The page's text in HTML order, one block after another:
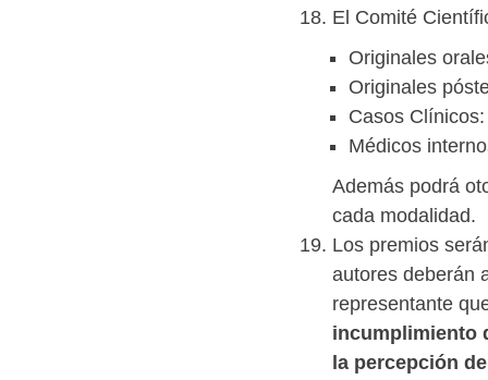
El Comité
Originales
Originales
Casos
Médicos
Además podrá
cada modalidad.
Los premios
autores deberán
representante
incumplimiento
la percepción